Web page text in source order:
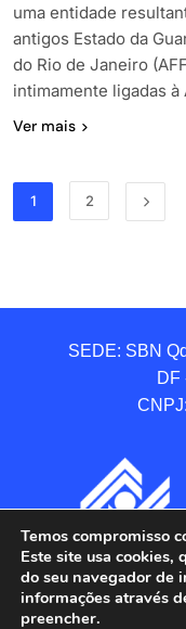
uma entidade
antigos Estado da
do Rio de Janeiro
intimamente ligadas
Ver mais
1 2
SEDE: SBN
DF
Temos compromisso
Este site usa cookies,
do seu navegador de
informações através
preencher.